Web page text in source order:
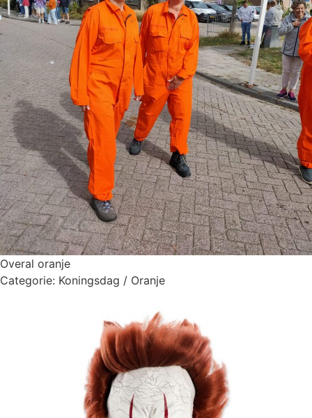
Overal oranje
Categorie: Koningsdag / Oranje